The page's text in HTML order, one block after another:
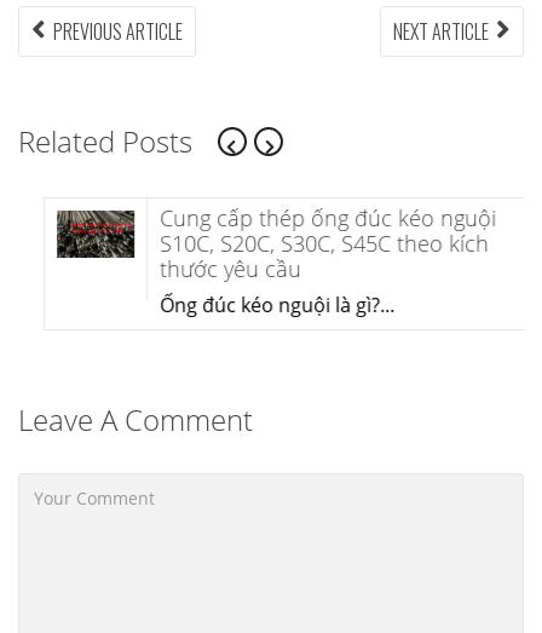
Điều
bài
viết
PREVIOUS ARTICLEPREVIOUS
ARTICLE:
NEXT ARTICLE
Related Posts
Cung cấp thép ống đúc kéo nguội
S10C, S20C, S30C, S45C theo kích
thước yêu cầu
Ống đúc kéo nguội là gì?...
Leave A Comment